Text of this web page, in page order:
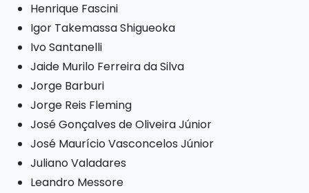
Henrique Fascini
Igor Takemassa Shigueoka
Ivo Santanelli
Jaide Murilo Ferreira da Silva
Jorge Barburi
Jorge Reis Fleming
José Gonçalves de Oliveira Júnior
José Maurício Vasconcelos Júnior
Juliano Valadares
Leandro Messore